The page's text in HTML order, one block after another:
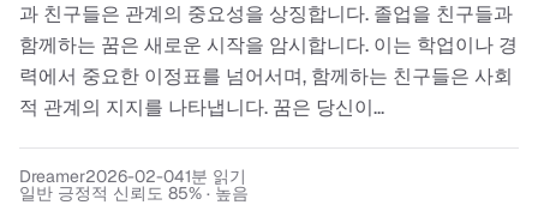
과 친구들은 관계의 중요성을 상징합니다. 졸업을 친구들과
함께하는 꿈은 새로운 시작을 암시합니다. 이는 학업이나 경
력에서 중요한 이정표를 넘어서며, 함께하는 친구들은 사회
적 관계의 지지를 나타냅니다. 꿈은 당신이...
Dreamer2026-02-041분 읽기
일반 긍정적 신뢰도 85% · 높음